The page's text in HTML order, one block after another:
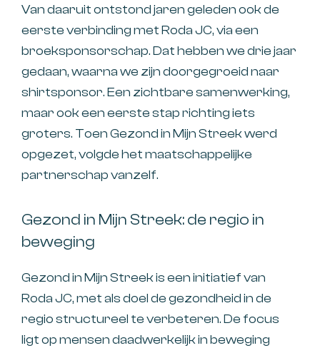
Van daaruit ontstond jaren geleden ook de
eerste verbinding met Roda JC, via een
broeksponsorschap. Dat hebben we drie jaar
gedaan, waarna we zijn doorgegroeid naar
shirtsponsor. Een zichtbare samenwerking,
maar ook een eerste stap richting iets
groters. Toen Gezond in Mijn Streek werd
opgezet, volgde het maatschappelijke
partnerschap vanzelf.
Gezond in Mijn Streek: de regio in
beweging
Gezond in Mijn Streek is een initiatief van
Roda JC, met als doel de gezondheid in de
regio structureel te verbeteren. De focus
ligt op mensen daadwerkelijk in beweging